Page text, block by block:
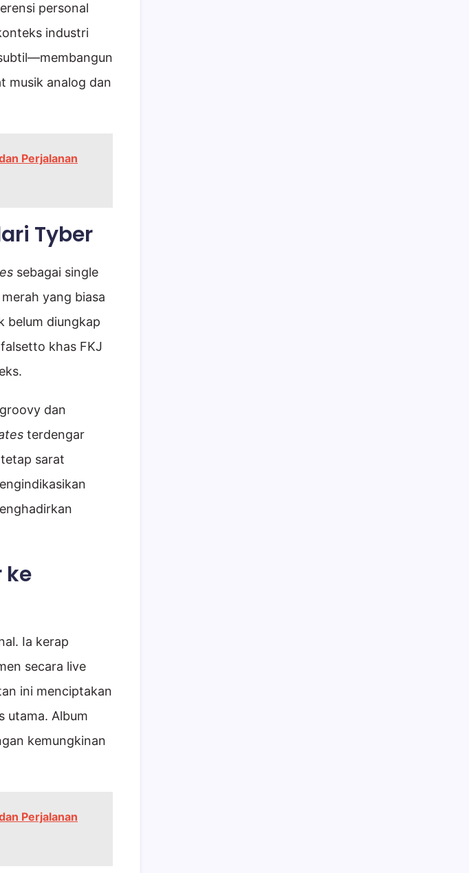
personal
industri
musik analog dan
Perjalanan
Tyber
sebagai single
yang biasa
belum diungkap
khas FKJ
dan
terdengar
sarat
ke
Ia kerap
secara live
ini menciptakan
utama. Album
kemungkinan
Perjalanan